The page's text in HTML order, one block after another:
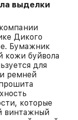
выделки
Дикого
Бумажник
кожи буйвола
для
ремней
которые
винтажный